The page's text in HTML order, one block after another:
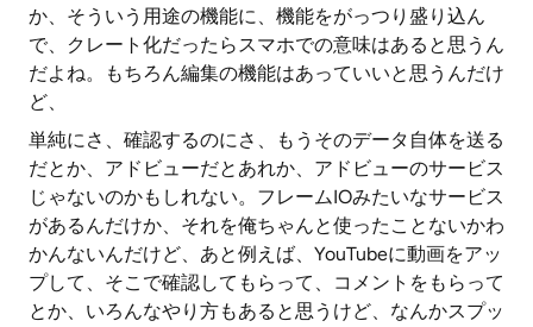
か、そういう用途の機能に、機能をがっつり盛り込ん
で、クレート化だったらスマホでの意味はあると思うん
だよね。もちろん編集の機能はあっていいと思うんだけ
ど、
単純にさ、確認するのにさ、もうそのデータ自体を送る
だとか、アドビューだとあれか、アドビューのサービス
じゃないのかもしれない。フレームIOみたいなサービス
があるんだけか、それを俺ちゃんと使ったことないかわ
かんないんだけど、あと例えば、YouTubeに動画をアッ
プして、そこで確認してもらって、コメントをもらって
とか、いろんなやり方もあると思うけど、なんかスプッ